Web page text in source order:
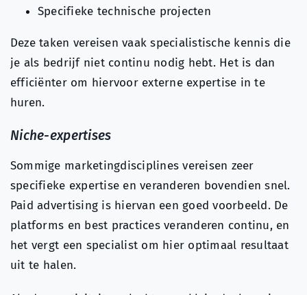
Specifieke technische projecten
Deze taken vereisen vaak specialistische kennis die
je als bedrijf niet continu nodig hebt. Het is dan
efficiënter om hiervoor externe expertise in te
huren.
Niche-expertises
Sommige marketingdisciplines vereisen zeer
specifieke expertise en veranderen bovendien snel.
Paid advertising is hiervan een goed voorbeeld. De
platforms en best practices veranderen continu, en
het vergt een specialist om hier optimaal resultaat
uit te halen.